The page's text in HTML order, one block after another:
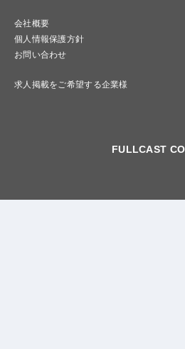
会社概要
個人情報保護方針
お問い合わせ
求人掲載をご希望する企業様
FULLCAST